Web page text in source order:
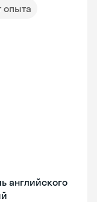
опыта
английского